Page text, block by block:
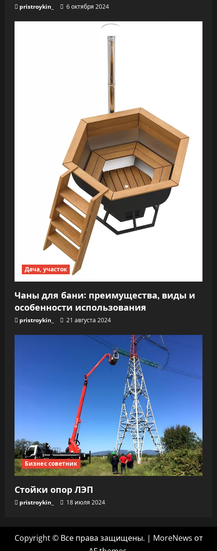
pristroykin_ 6 октября 2024
Дача, участок
Чаны для бани: преимущества, виды и
особенности использования
pristroykin_ 21 августа 2024
Бизнес советник
Стойки опор ЛЭП
pristroykin_ 18 июля 2024
Copyright © Все права защищены. | MoreNews от